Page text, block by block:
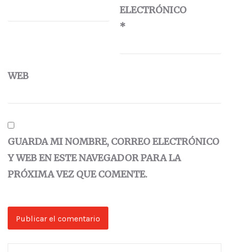
ELECTRÓNICO
*
WEB
GUARDA MI NOMBRE, CORREO ELECTRÓNICO
Y WEB EN ESTE NAVEGADOR PARA LA
PRÓXIMA VEZ QUE COMENTE.